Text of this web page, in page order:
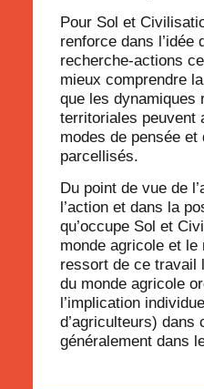
Pour Sol et
renforce dans l’idée
recherche-actions
mieux comprendre
que les dynamiques
territoriales peuvent
modes de pensée et
parcellisés.
Du point de vue de
l’action et dans la
qu’occupe Sol et
monde agricole et
ressort de ce travail
du monde agricole
l’implication
d’agriculteurs) dans
généralement dans